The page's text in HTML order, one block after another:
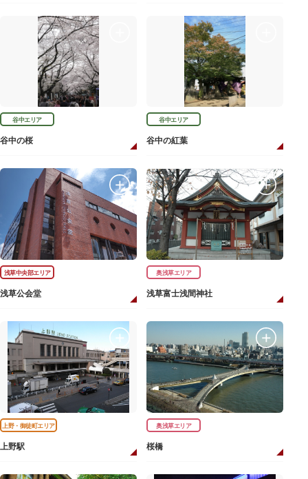
谷中エリア
谷中の桜
谷中エリア
谷中の紅葉
浅草中央部エリア
浅草公会堂
奥浅草エリア
浅草富士浅間神社
上野・御徒町エリア
上野駅
奥浅草エリア
桜橋